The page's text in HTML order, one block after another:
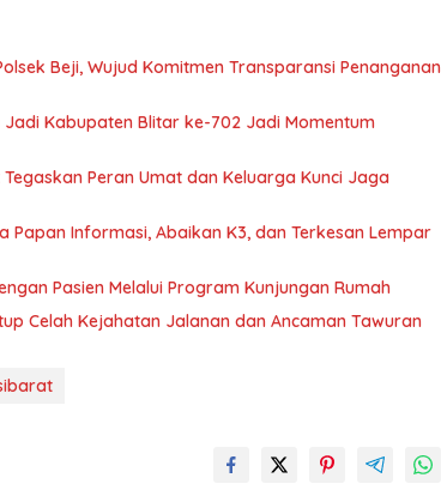
Beji, Wujud Komitmen Transparansi Penanganan
Kabupaten Blitar ke-702 Jadi Momentum
Peran Umat dan Keluarga Kunci Jaga
Papan Informasi, Abaikan K3, dan Terkesan Lempar
Pasien Melalui Program Kunjungan Rumah
Celah Kejahatan Jalanan dan Ancaman Tawuran